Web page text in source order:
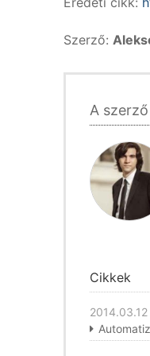
Szerző:
A szerző
Cikkek
2014.03.12